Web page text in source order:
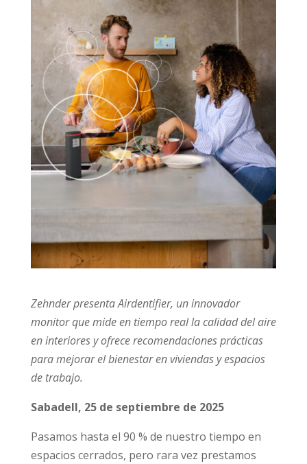
Zehnder presenta Airdentifier, un innovador
monitor que mide en tiempo real la calidad del aire
en interiores y ofrece recomendaciones prácticas
para mejorar el bienestar en viviendas y espacios
de trabajo.
Sabadell, 25 de septiembre de 2025
Pasamos hasta el 90 % de nuestro tiempo en
espacios cerrados, pero rara vez prestamos